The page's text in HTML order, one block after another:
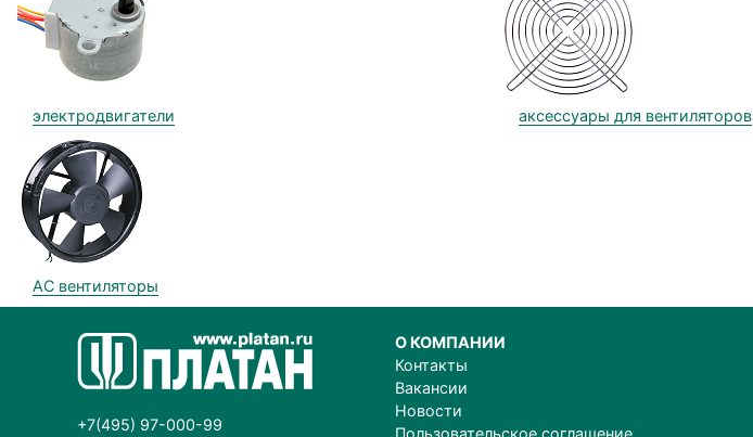
электродвигатели аксессуары для вентиляторов
AC вентиляторы
+7(495) 97-000-99
О КОМПАНИИ
Контакты
Вакансии
Новости
Пользовательское соглашение